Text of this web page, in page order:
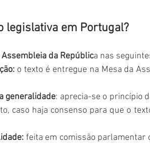
legislativa em Portugal?
Assembleia da República nas
o texto é entregue na Mesa da
generalidade: aprecia-se o princípio
caso haja consenso para que o
feita em comissão parlamentar